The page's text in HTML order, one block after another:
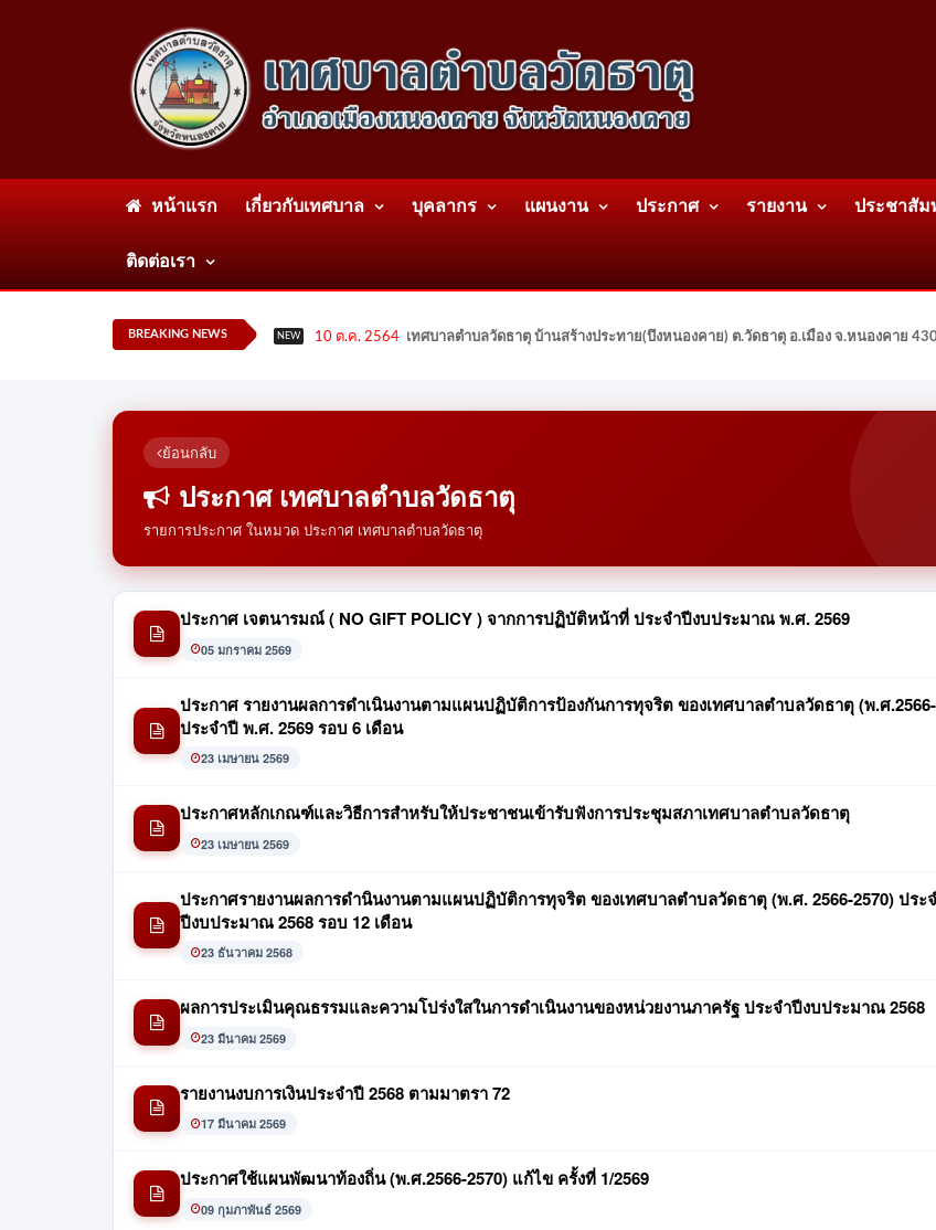
หน้าแรก เกี่ยวกับเทศบาล บุคลากร แผนงาน ประกาศ รายงาน ประชาสัม
ติดต่อเรา
BREAKING NEWS NEW 10 ต.ค. 2564 เทศบาลตำบลวัดธาตุ บ้านสร้างประทาย(บึงหนองคาย) ต.วัดธาตุ อ.เมือง จ.หนองคาย
ย้อนกลับ
ประกาศ เทศบาลตำบลวัดธาตุ
รายการประกาศ ในหมวด ประกาศ เทศบาลตำบลวัดธาตุ
ประกาศ เจตนารมณ์ ( NO GIFT POLICY ) จากการปฏิบัติหน้าที่ ประจำปีงบประมาณ พ.ศ. 2569
05 มกราคม 2569
ประกาศ รายงานผลการดำเนินงานตามแผนปฏิบัติการป้องกันการทุจริต ของเทศบาลตำบลวัดธาตุ (พ.ศ
ประจำปี พ.ศ. 2569 รอบ 6 เดือน
23 เมษายน 2569
ประกาศหลักเกณฑ์และวิธีการสำหรับให้ประชาชนเข้ารับฟังการประชุมสภาเทศบาลตำบลวัดธาตุ
23 เมษายน 2569
ประกาศรายงานผลการดำนินงานตามแผนปฏิบัติการทุจริต ของเทศบาลตำบลวัดธาตุ (พ.ศ. 2566-2570) ประ
ปีงบประมาณ 2568 รอบ 12 เดือน
23 ธันวาคม 2568
ผลการประเมินคุณธรรมและความโปร่งใสในการดำเนินงานของหน่วยงานภาครัฐ ประจำปีงบประมาณ 2568
23 มีนาคม 2569
รายงานงบการเงินประจำปี 2568 ตามมาตรา 72
17 มีนาคม 2569
ประกาศใช้แผนพัฒนาท้องถิ่น (พ.ศ.2566-2570) แก้ไข ครั้งที่ 1/2569
09 กุมภาพันธ์ 2569